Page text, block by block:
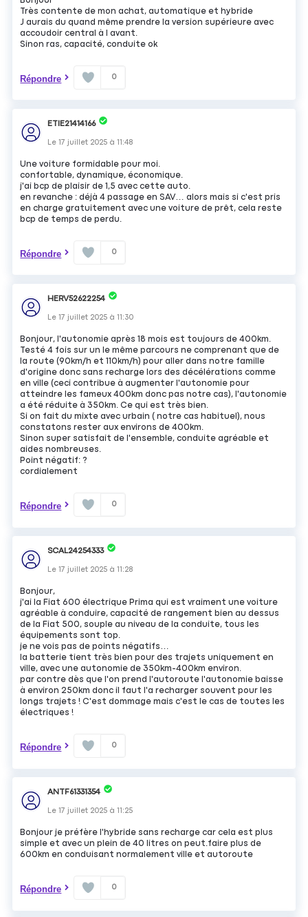
Très contente de mon achat, automatique et hybride
J aurais du quand même prendre la version supérieure avec
accoudoir central à l avant.
Sinon ras, capacité, conduite ok
Répondre 0
ETIE21414166
Le17 juillet 2025 à11:48
Une voiture formidable pour moi.
confortable, dynamique, économique.
j'ai bcp de plaisir de 1,5 avec cette auto.
en revanche : déjà 4 passage en SAV… alors mais si c'est pris
en charge gratuitement avec une voiture de prêt, cela reste
bcp de temps de perdu.
Répondre 0
HERV52622254
Le17 juillet 2025 à11:30
Bonjour, l'autonomie après 18 mois est toujours de 400km.
Testé 4 fois sur un le même parcours ne comprenant que de
la route (90km/h et 110km/h) pour aller dans notre famille
d'origine donc sans recharge lors des décélérations comme
en ville (ceci contribue à augmenter l'autonomie pour
atteindre les fameux 400km donc pas notre cas), l'autonomie
a été réduite à 350km. Ce qui est très bien.
Si on fait du mixte avec urbain ( notre cas habituel), nous
constatons rester aux environs de 400km.
Sinon super satisfait de l'ensemble, conduite agréable et
aides nombreuses.
Point négatif: ?
cordialement
Répondre 0
SCAL24254333
Le17 juillet 2025 à11:28
Bonjour,
j'ai la Fiat 600 électrique Prima qui est vraiment une voiture
agréable à conduire, capacité de rangement bien au dessus
de la Fiat 500, souple au niveau de la conduite, tous les
équipements sont top.
je ne vois pas de points négatifs…
la batterie tient très bien pour des trajets uniquement en
ville, avec une autonomie de 350km-400km environ.
par contre dès que l'on prend l'autoroute l'autonomie baisse
à environ 250km donc il faut l'a recharger souvent pour les
longs trajets ! C'est dommage mais c'est le cas de toutes les
électriques !
Répondre 0
ANTF61331354
Le17 juillet 2025 à11:25
Bonjour je préfère l'hybride sans recharge car cela est plus
simple et avec un plein de 40 litres on peut.faire plus de
600km en conduisant normalement ville et autoroute
Répondre 0